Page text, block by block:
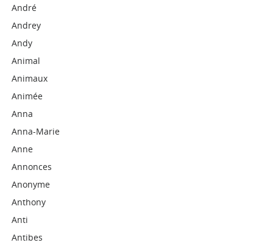
André
Andrey
Andy
Animal
Animaux
Animée
Anna
Anna-Marie
Anne
Annonces
Anonyme
Anthony
Anti
Antibes